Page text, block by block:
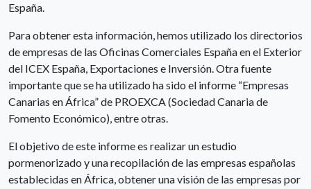
España.
Para obtener esta información, hemos utilizado los directorios
de empresas de las Oficinas Comerciales España en el Exterior
del ICEX España, Exportaciones e Inversión. Otra fuente
importante que se ha utilizado ha sido el informe “Empresas
Canarias en África” de PROEXCA (Sociedad Canaria de
Fomento Económico), entre otras.
El objetivo de este informe es realizar un estudio
pormenorizado y una recopilación de las empresas españolas
establecidas en África, obtener una visión de las empresas por